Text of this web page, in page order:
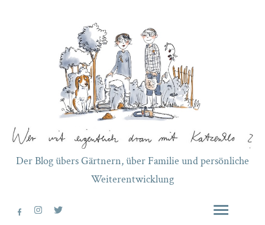
Der Blog übers Gärtnern, über Familie und persönliche
Weiterentwicklung